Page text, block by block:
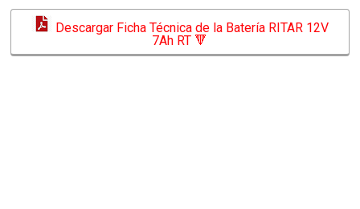
Descargar Ficha Técnica de la Batería RITAR 12V
7Ah RT 🔻